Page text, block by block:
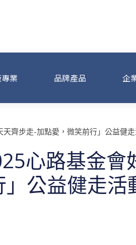
團
業 品牌產品 企
心路基金會
公益健走活